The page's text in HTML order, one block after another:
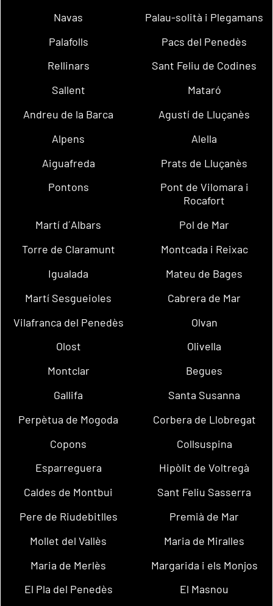
Navas
Palau-solità i Plegamans
Palafolls
Pacs del Penedès
Rellinars
Sant Feliu de Codines
Sallent
Mataró
Andreu de la Barca
Agustí de Lluçanès
Alpens
Alella
Aiguafreda
Prats de Lluçanès
Pontons
Pont de Vilomara i
Rocafort
Martí d´Albars
Pol de Mar
Torre de Claramunt
Montcada i Reixac
Igualada
Mateu de Bages
Martí Sesgueioles
Cabrera de Mar
Vilafranca del Penedès
Olvan
Olost
Olivella
Montclar
Begues
Gallifa
Santa Susanna
Perpètua de Mogoda
Corbera de Llobregat
Copons
Collsuspina
Esparreguera
Hipòlit de Voltregà
Caldes de Montbui
Sant Feliu Sasserra
Pere de Riudebitlles
Premià de Mar
Mollet del Vallès
Maria de Miralles
Maria de Merlès
Margarida i els Monjos
El Pla del Penedès
El Masnou